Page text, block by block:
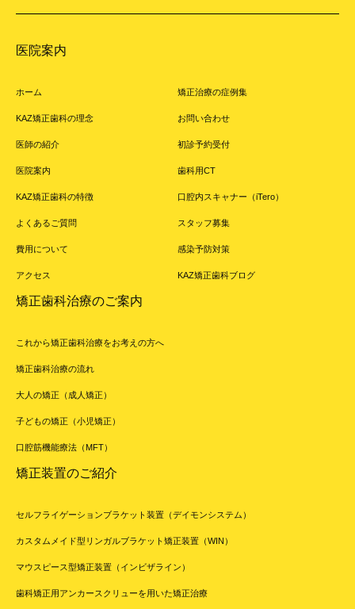
医院案内
ホーム
KAZ矯正歯科の理念
医師の紹介
医院案内
KAZ矯正歯科の特徴
よくあるご質問
費用について
アクセス
矯正治療の症例集
お問い合わせ
初診予約受付
歯科用CT
口腔内スキャナー（iTero）
スタッフ募集
感染予防対策
KAZ矯正歯科ブログ
矯正歯科治療のご案内
これから矯正歯科治療をお考えの方へ
矯正歯科治療の流れ
大人の矯正（成人矯正）
子どもの矯正（小児矯正）
口腔筋機能療法（MFT）
矯正装置のご紹介
セルフライゲーションブラケット装置（デイモンシステム）
カスタムメイド型リンガルブラケット矯正装置（WIN）
マウスピース型矯正装置（インビザライン）
歯科矯正用アンカースクリューを用いた矯正治療